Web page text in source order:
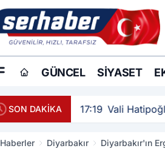
GÜNCEL SIYASET
SON DAKİKA 17:19 Vali
Haberler Diyarbakır Diyarbakır'ın